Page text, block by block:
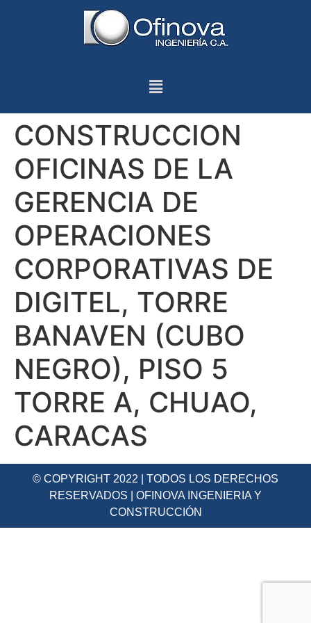
CONSTRUCCION
OFICINAS DE LA
GERENCIA DE
OPERACIONES
CORPORATIVAS DE
DIGITEL, TORRE
BANAVEN (CUBO
NEGRO), PISO 5
TORRE A, CHUAO,
CARACAS
© COPYRIGHT 2022 | TODOS LOS DERECHOS
RESERVADOS | OFINOVA INGENIERIA Y
CONSTRUCCIÓN